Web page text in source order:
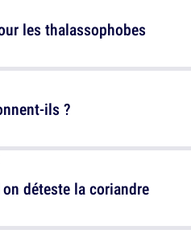
les thalassophobes
déteste la coriandre
ils ?